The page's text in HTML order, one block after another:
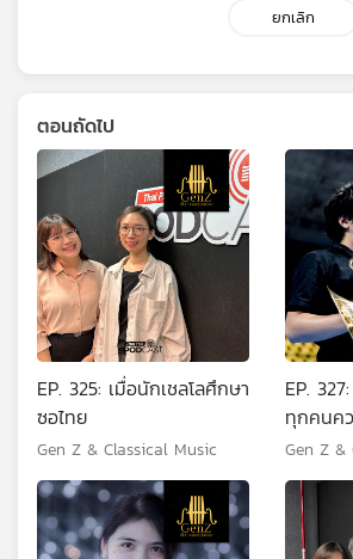
ยกเลิก
ตอนถัดไป
EP. 325: เมื่อนักเชลโลศึกษา
ซอไทย
Gen Z & Classical Music
EP.
ทุกคนค
Gen Z &